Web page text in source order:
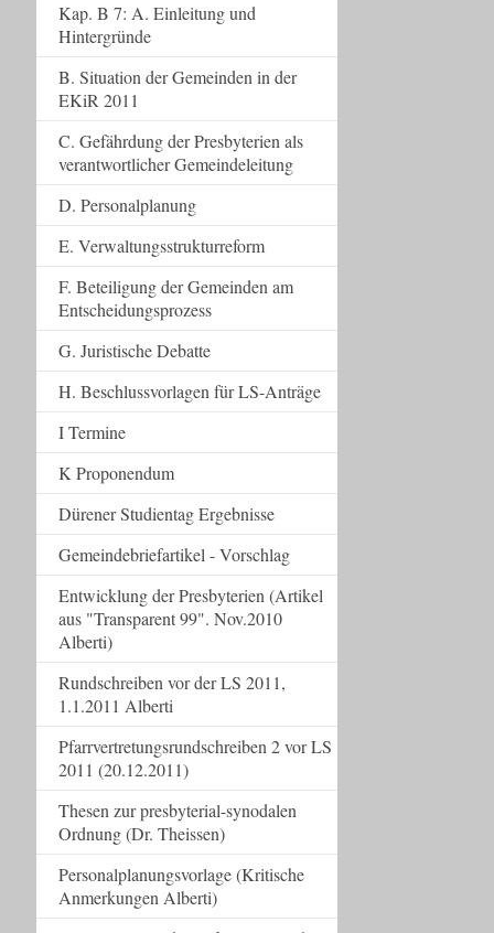
Kap. B 7: A. Einleitung und
Hintergründe
B. Situation der Gemeinden in der
EKiR 2011
C. Gefährdung der Presbyterien als
verantwortlicher Gemeindeleitung
D. Personalplanung
E. Verwaltungsstrukturreform
F. Beteiligung der Gemeinden am
Entscheidungsprozess
G. Juristische Debatte
H. Beschlussvorlagen für LS-Anträge
I Termine
K Proponendum
Dürener Studientag Ergebnisse
Gemeindebriefartikel - Vorschlag
Entwicklung der Presbyterien (Artikel
aus "Transparent 99". Nov.2010
Alberti)
Rundschreiben vor der LS 2011,
1.1.2011 Alberti
Pfarrvertretungsrundschreiben 2 vor LS
2011 (20.12.2011)
Thesen zur presbyterial-synodalen
Ordnung (Dr. Theissen)
Personalplanungsvorlage (Kritische
Anmerkungen Alberti)